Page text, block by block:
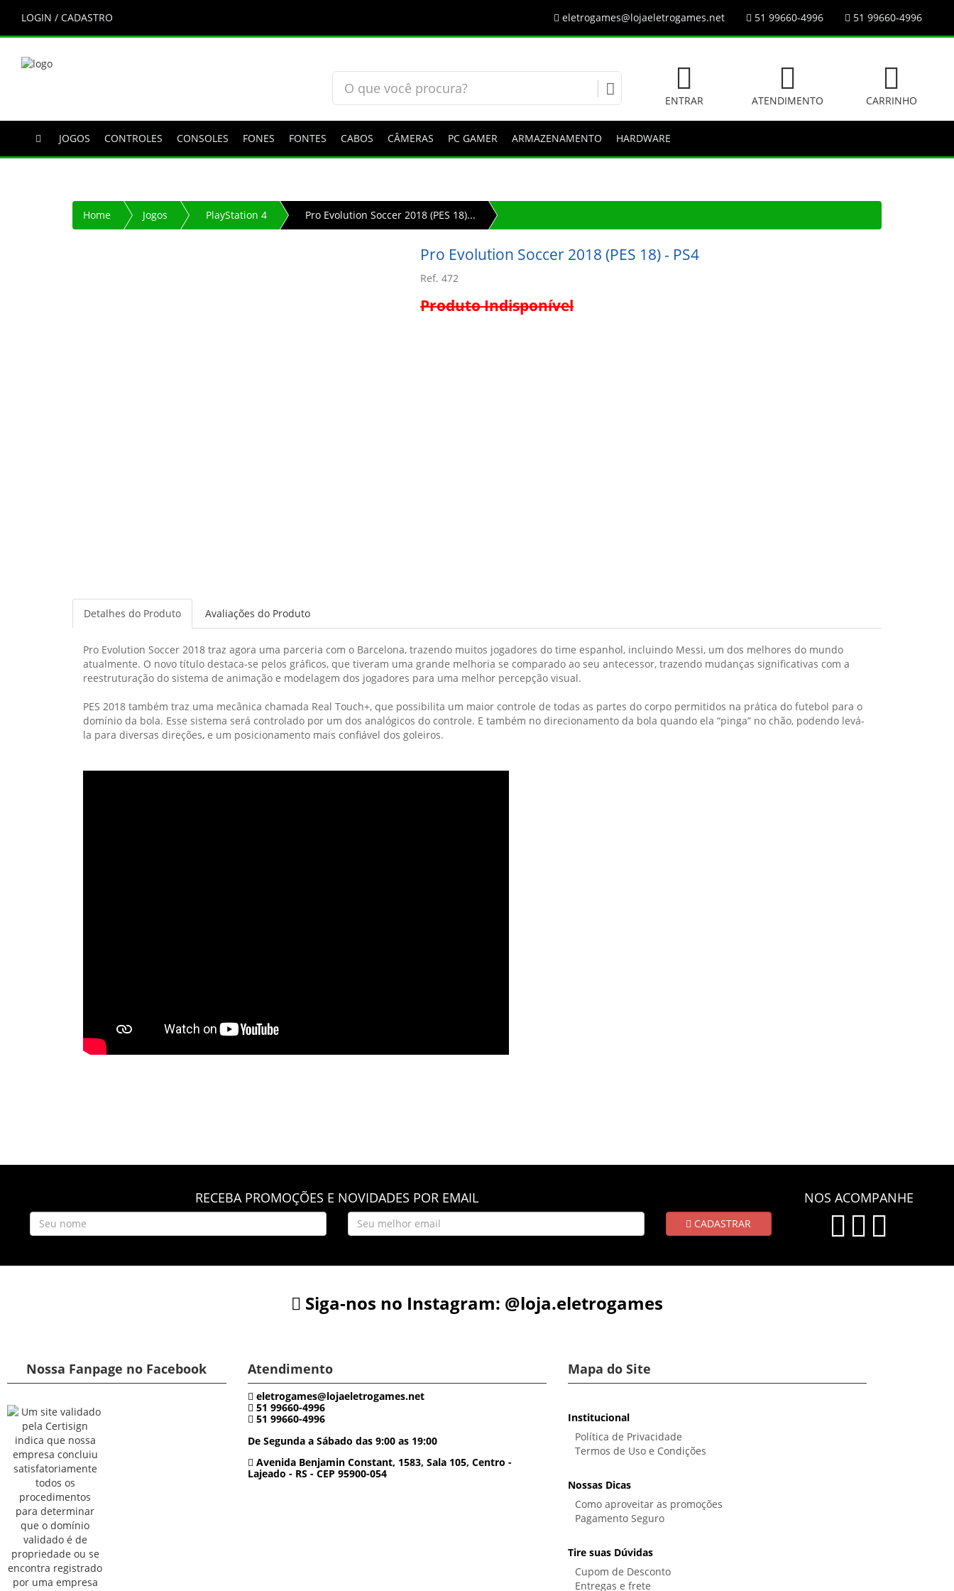
LOGIN / CADASTRO eletrogames@lojaeletrogames.net 51 99660-4996 51 99660-4996
ENTRAR ATENDIMENTO CARRINHO
JOGOS CONTROLES CONSOLES FONES FONTES CABOS CÂMERAS PC GAMER ARMAZENAMENTO HARDWARE
Home Jogos PlayStation 4 Pro Evolution Soccer 2018 (PES 18)...
Pro Evolution Soccer 2018 (PES 18) - PS4
Ref. 472
Produto Indisponível
Detalhes do Produto Avaliações do Produto
Pro Evolution Soccer 2018 traz agora uma parceria com o Barcelona, trazendo muitos jogadores do time espanhol, incluindo Messi, um dos melhores do mundo
atualmente. O novo título destaca-se pelos gráficos, que tiveram uma grande melhoria se comparado ao seu antecessor, trazendo mudanças significativas com a
reestruturação do sistema de animação e modelagem dos jogadores para uma melhor percepção visual.
PES 2018 também traz uma mecânica chamada Real Touch+, que possibilita um maior controle de todas as partes do corpo permitidos na prática do futebol para o
domínio da bola. Esse sistema será controlado por um dos analógicos do controle. E também no direcionamento da bola quando ela “pinga” no chão, podendo levá-
la para diversas direções, e um posicionamento mais confiável dos goleiros.
RECEBA PROMOÇÕES E NOVIDADES POR EMAIL
CADASTRAR
NOS ACOMPANHE
Siga-nos no Instagram: @loja.eletrogames
Nossa Fanpage no Facebook Atendimento
eletrogames@lojaeletrogames.net
51 99660-4996
51 99660-4996
De Segunda a Sábado das 9:00 as 19:00
Avenida Benjamin Constant, 1583, Sala 105, Centro -
Lajeado - RS - CEP 95900-054
Mapa do Site
Institucional
Política de Privacidade
Termos de Uso e Condições
Nossas Dicas
Como aproveitar as promoções
Pagamento Seguro
Tire suas Dúvidas
Cupom de Desconto
Entregas e frete